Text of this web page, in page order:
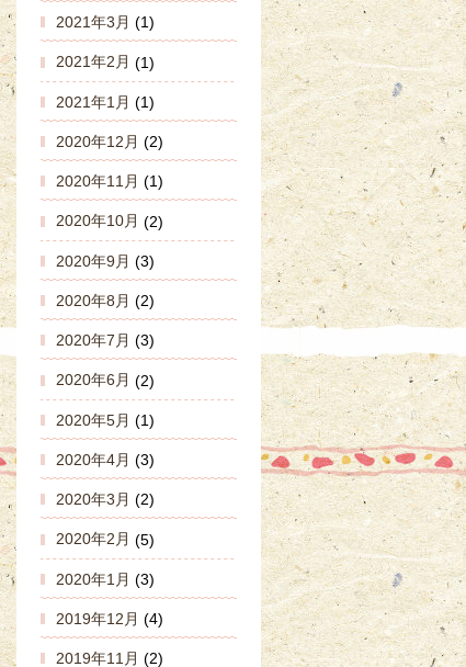
2021年3月 (1)
2021年2月 (1)
2021年1月 (1)
2020年12月 (2)
2020年11月 (1)
2020年10月 (2)
2020年9月 (3)
2020年8月 (2)
2020年7月 (3)
2020年6月 (2)
2020年5月 (1)
2020年4月 (3)
2020年3月 (2)
2020年2月 (5)
2020年1月 (3)
2019年12月 (4)
2019年11月 (2)